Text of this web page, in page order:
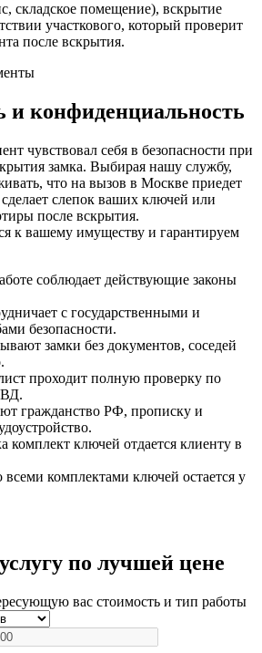
складское помещение), вскрытие
участкового, который проверит
после вскрытия.
и конфиденциальность
чувствовал себя в безопасности при
замка. Выбирая нашу службу,
что на вызов в Москве приедет
слепок ваших ключей или
после вскрытия.
к вашему имуществу и гарантируем
соблюдает действующие законы
с государственными и
безопасности.
замки без документов, соседей
проходит полную проверку по
гражданство РФ, прописку и
комплект ключей отдается клиенту в
комплектами ключей остается у
по лучшей цене
вас стоимость и тип работы